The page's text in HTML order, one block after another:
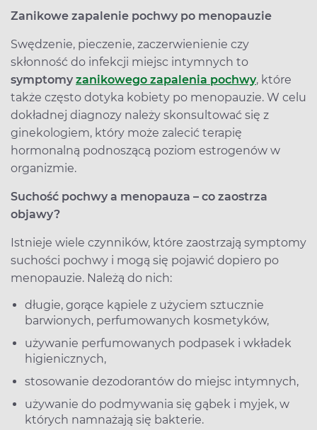
Zanikowe zapalenie pochwy po menopauzie
Swędzenie, pieczenie, zaczerwienienie czy
skłonność do infekcji miejsc intymnych to
symptomy zanikowego zapalenia pochwy, które
także często dotyka kobiety po menopauzie. W celu
dokładnej diagnozy należy skonsultować się z
ginekologiem, który może zalecić terapię
hormonalną podnoszącą poziom estrogenów w
organizmie.
Suchość pochwy a menopauza – co zaostrza
objawy?
Istnieje wiele czynników, które zaostrzają symptomy
suchości pochwy i mogą się pojawić dopiero po
menopauzie. Należą do nich:
długie, gorące kąpiele z użyciem sztucznie
barwionych, perfumowanych kosmetyków,
używanie perfumowanych podpasek i wkładek
higienicznych,
stosowanie dezodorantów do miejsc intymnych,
używanie do podmywania się gąbek i myjek, w
których namnażają się bakterie.